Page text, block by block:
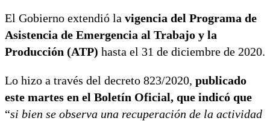
El Gobierno extendió la vigencia del Programa de
Asistencia de Emergencia al Trabajo y la
Producción (ATP) hasta el 31 de diciembre de 2020.
Lo hizo a través del decreto 823/2020, publicado
este martes en el Boletín Oficial, que indicó que
“si bien se observa una recuperación de la actividad